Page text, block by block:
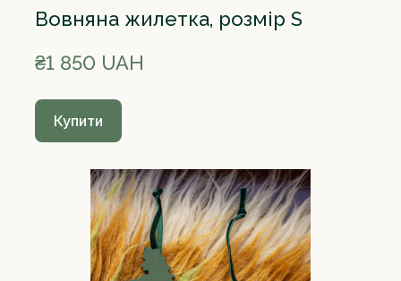
Вовняна жилетка, розмір S
₴1 850 UAH
Купити